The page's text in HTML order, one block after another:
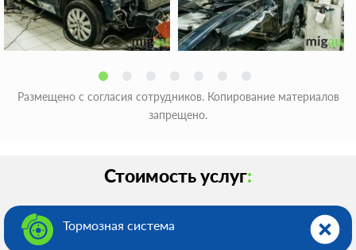
Размещено с согласия сотрудников. Копирование материалов
запрещено.
Стоимость услуг:
Тормозная система